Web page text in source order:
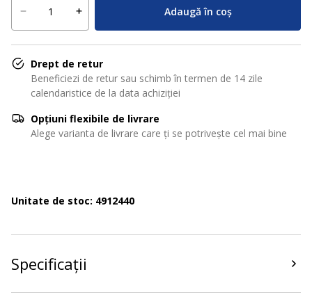
Adaugă în coș
Drept de retur
Beneficiezi de retur sau schimb în termen de 14 zile
calendaristice de la data achiziției
Opțiuni flexibile de livrare
Alege varianta de livrare care ți se potrivește cel mai bine
Unitate de stoc: 4912440
Specificații